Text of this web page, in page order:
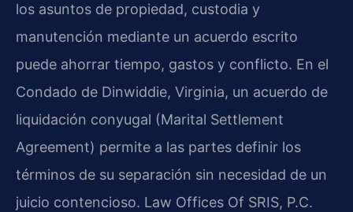
los asuntos de propiedad, custodia y
manutención mediante un acuerdo escrito
puede ahorrar tiempo, gastos y conflicto. En el
Condado de Dinwiddie, Virginia, un acuerdo de
liquidación conyugal (Marital Settlement
Agreement) permite a las partes definir los
términos de su separación sin necesidad de un
juicio contencioso. Law Offices Of SRIS, P.C.